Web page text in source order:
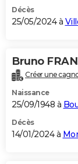
Décès
25/05/2024 à
Bruno
Créer une
Naissance
25/09/1948 à
Décès
14/01/2024 à